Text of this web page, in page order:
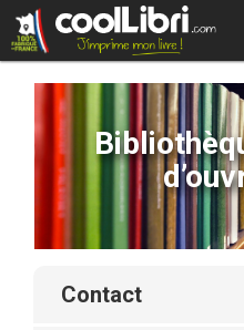
contact